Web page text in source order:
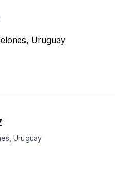
Uruguay
Uruguay